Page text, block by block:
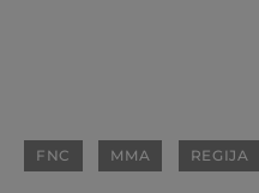
FNC MMA REGIJA